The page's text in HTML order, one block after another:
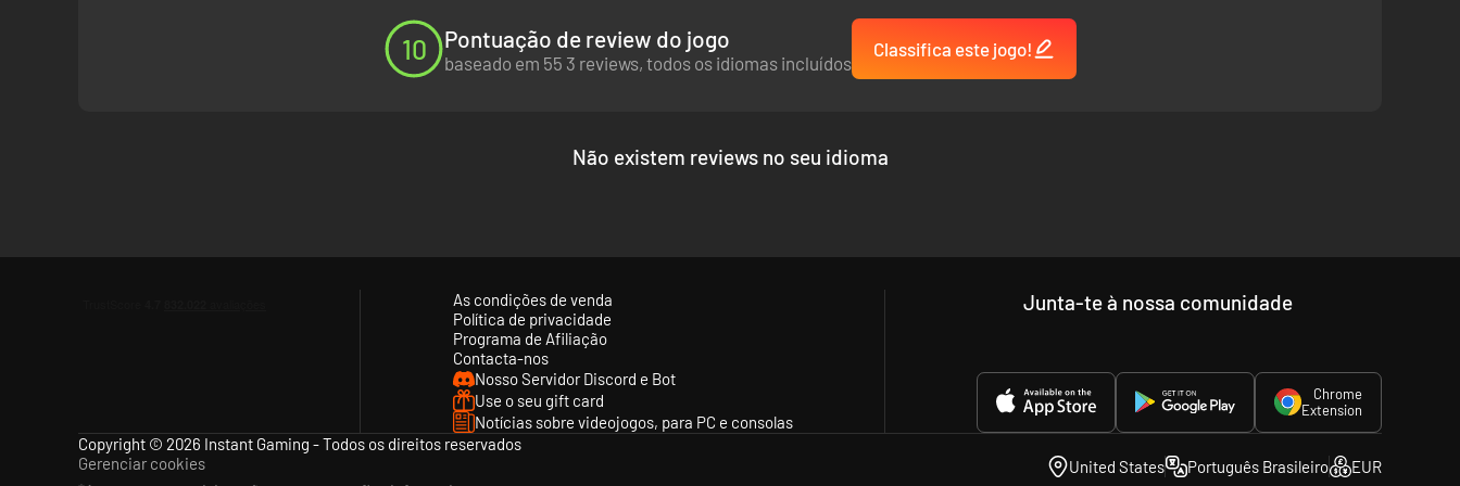
10 Pontuação de review do jogo
baseado em 55 3 reviews, todos os idiomas incluídos
Classifica este jogo!
Não existem reviews no seu idioma
As condições de venda
Política de privacidade
Programa de Afiliação
Contacta-nos
Nosso Servidor Discord e Bot
Use o seu gift card
Notícias sobre videojogos, para PC e consolas
Junta-te à nossa comunidade
Chrome
Extension
Copyright © 2026 Instant Gaming - Todos os direitos reservados
Gerenciar cookies
United States Português Brasileiro EUR